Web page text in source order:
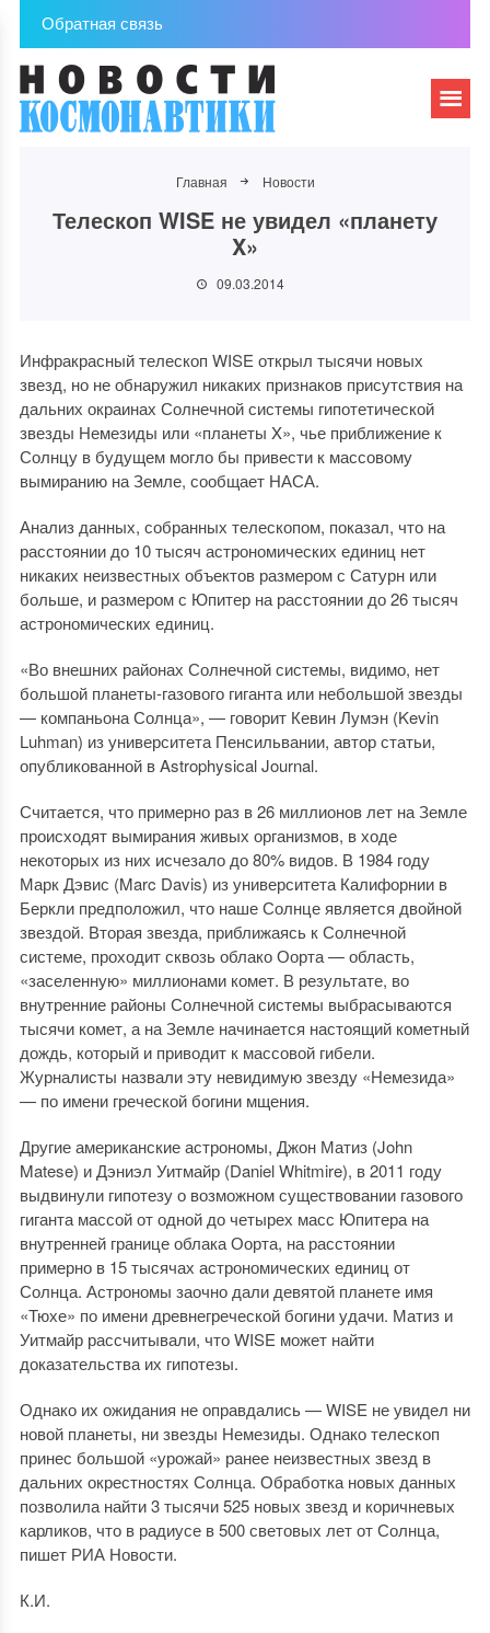
Обратная связь
Главная Новости
Телескоп WISE не увидел «планету
X»
09.03.2014
Инфракрасный телескоп WISE открыл тысячи новых
звезд, но не обнаружил никаких признаков присутствия на
дальних окраинах Солнечной системы гипотетической
звезды Немезиды или «планеты X», чье приближение к
Солнцу в будущем могло бы привести к массовому
вымиранию на Земле, сообщает НАСА.
Анализ данных, собранных телескопом, показал, что на
расстоянии до 10 тысяч астрономических единиц нет
никаких неизвестных объектов размером с Сатурн или
больше, и размером с Юпитер на расстоянии до 26 тысяч
астрономических единиц.
«Во внешних районах Солнечной системы, видимо, нет
большой планеты-газового гиганта или небольшой звезды
— компаньона Солнца», — говорит Кевин Лумэн (Kevin
Luhman) из университета Пенсильвании, автор статьи,
опубликованной в Astrophysical Journal.
Считается, что примерно раз в 26 миллионов лет на Земле
происходят вымирания живых организмов, в ходе
некоторых из них исчезало до 80% видов. В 1984 году
Марк Дэвис (Marc Davis) из университета Калифорнии в
Беркли предположил, что наше Солнце является двойной
звездой. Вторая звезда, приближаясь к Солнечной
системе, проходит сквозь облако Оорта — область,
«заселенную» миллионами комет. В результате, во
внутренние районы Солнечной системы выбрасываются
тысячи комет, а на Земле начинается настоящий кометный
дождь, который и приводит к массовой гибели.
Журналисты назвали эту невидимую звезду «Немезида»
— по имени греческой богини мщения.
Другие американские астрономы, Джон Матиз (John
Matese) и Дэниэл Уитмайр (Daniel Whitmire), в 2011 году
выдвинули гипотезу о возможном существовании газового
гиганта массой от одной до четырех масс Юпитера на
внутренней границе облака Оорта, на расстоянии
примерно в 15 тысячах астрономических единиц от
Солнца. Астрономы заочно дали девятой планете имя
«Тюхе» по имени древнегреческой богини удачи. Матиз и
Уитмайр рассчитывали, что WISE может найти
доказательства их гипотезы.
Однако их ожидания не оправдались — WISE не увидел ни
новой планеты, ни звезды Немезиды. Однако телескоп
принес большой «урожай» ранее неизвестных звезд в
дальних окрестностях Солнца. Обработка новых данных
позволила найти 3 тысячи 525 новых звезд и коричневых
карликов, что в радиусе в 500 световых лет от Солнца,
пишет РИА Новости.
К.И.